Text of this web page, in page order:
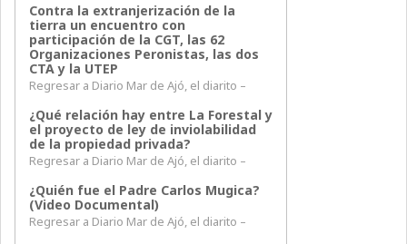
Contra la extranjerización de la
tierra un encuentro con
participación de la CGT, las 62
Organizaciones Peronistas, las dos
CTA y la UTEP
Regresar a Diario Mar de Ajó, el diarito –
¿Qué relación hay entre La Forestal y
el proyecto de ley de inviolabilidad
de la propiedad privada?
Regresar a Diario Mar de Ajó, el diarito –
¿Quién fue el Padre Carlos Mugica?
(Video Documental)
Regresar a Diario Mar de Ajó, el diarito –